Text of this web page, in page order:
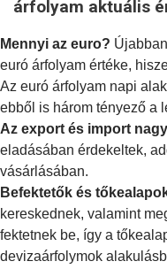
árfolyam aktuális
Mennyi az euro?
euró árfolyam értéke,
Az euró árfolyam napi
ebből is három tényező a
Az export és import
eladásában érdekeltek,
vásárlásában.
Befektetők és
kereskednek, valamint
fektetnek be, így a
devizaárfolymok